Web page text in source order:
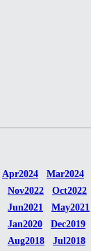
Apr2024 Mar2024
Nov2022 Oct2022
Jun2021 May2021
Jan2020 Dec2019
Aug2018 Jul2018